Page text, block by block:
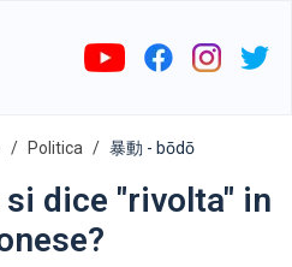
Politica 暴動 - bōdō
si dice "rivolta" in